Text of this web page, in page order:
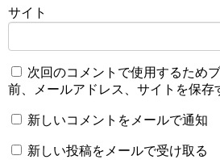
サイト
次回のコメントで使用するため
前、メールアドレス、サイトを保存
新しいコメントをメールで通知
新しい投稿をメールで受け取る